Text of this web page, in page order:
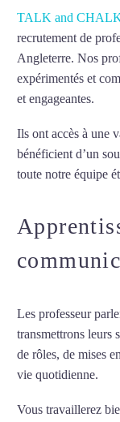
TALK and
recrutement de
Angleterre. Nos
expérimentés et
et engageantes.
Ils ont accès à une
bénéficient d’un
toute notre équipe
Les professeur
transmettrons leurs
de rôles, de mises
vie quotidienne.
Vous travaillerez